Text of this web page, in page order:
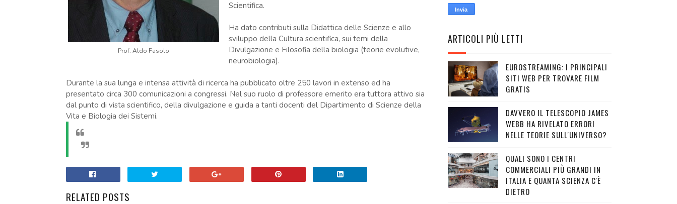
Prof. Aldo Fasolo
Scientifica.
Ha dato contributi sulla Didattica delle Scienze e allo
sviluppo della Cultura scientifica, sui temi della
Divulgazione e Filosofia della biologia (teorie evolutive,
neurobiologia).
Durante la sua lunga e intensa attività di ricerca ha pubblicato oltre 250 lavori in extenso ed ha
presentato circa 300 comunicazioni a congressi. Nel suo ruolo di professore emerito era tuttora attivo sia
dal punto di vista scientifico, della divulgazione e guida a tanti docenti del Dipartimento di Scienze della
Vita e Biologia dei Sistemi.
RELATED POSTS
ARTICOLI PIÙ LETTI
EUROSTREAMING: I PRINCIPALI
SITI WEB PER TROVARE FILM
GRATIS
DAVVERO IL TELESCOPIO JAMES
WEBB HA RIVELATO ERRORI
NELLE TEORIE SULL'UNIVERSO?
QUALI SONO I CENTRI
COMMERCIALI PIÙ GRANDI IN
ITALIA E QUANTA SCIENZA C'È
DIETRO